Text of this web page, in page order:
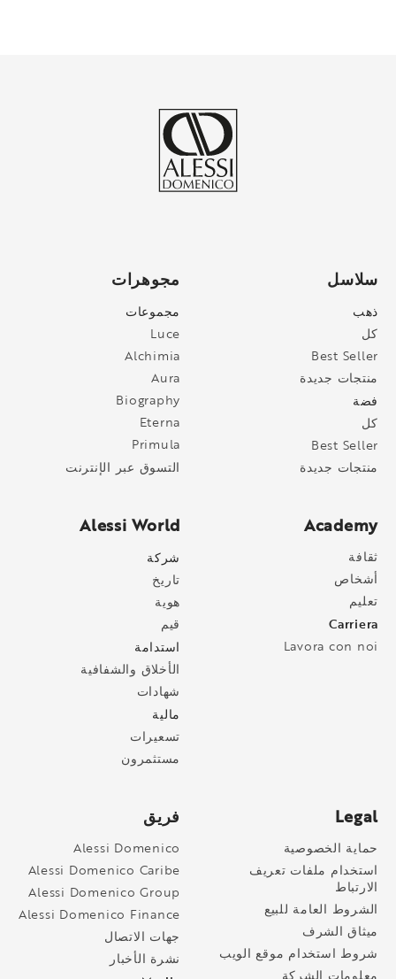
مجوهرات
مجموعات
Luce
Alchimia
Aura
Biography
Eterna
Primula
التسوق عبر الإنترنت
سلاسل
ذهب
كل
Best Seller
منتجات جديدة
فضة
كل
Best Seller
منتجات جديدة
Alessi World
شركة
تاريخ
هوية
قيم
استدامة
الأخلاق والشفافية
شهادات
مالية
تسعيرات
مستثمرون
Academy
ثقافة
أشخاص
تعليم
Carriera
Lavora con noi
فريق
Alessi Domenico
Alessi Domenico Caribe
Alessi Domenico Group
Alessi Domenico Finance
جهات الاتصال
نشرة الأخبار
Legal
حماية الخصوصية
استخدام ملفات تعريف
الارتباط
الشروط العامة للبيع
ميثاق الشرف
شروط استخدام موقع الويب
معلومات الشركة